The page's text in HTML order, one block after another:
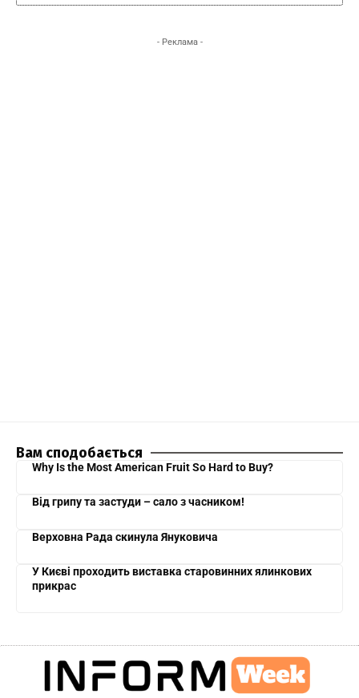
- Реклама -
Вам сподобається
Why Is the Most American Fruit So Hard to Buy?
Від грипу та застуди – сало з часником!
Верховна Рада скинула Януковича
У Києві проходить виставка старовинних ялинкових
прикрас